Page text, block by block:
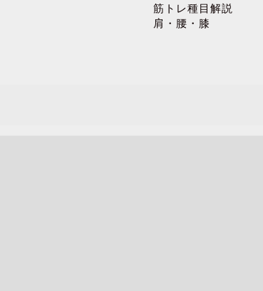
筋トレ種目解説
肩・腰・膝